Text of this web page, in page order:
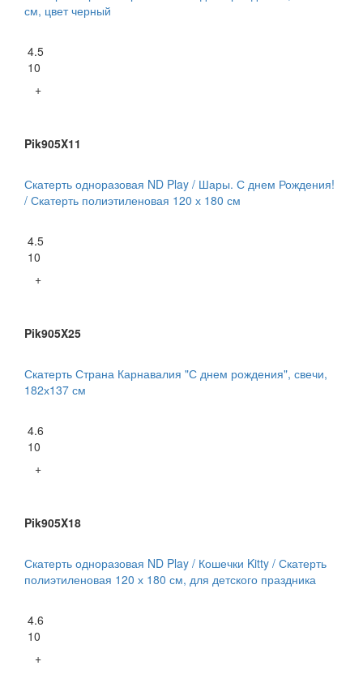
см, цвет черный
4.5
10
+
Pik905X11
Скатерть одноразовая ND Play / Шары. С днем Рождения!
/ Скатерть полиэтиленовая 120 х 180 см
4.5
10
+
Pik905X25
Скатерть Страна Карнавалия "С днем рождения", свечи,
182х137 см
4.6
10
+
Pik905X18
Скатерть одноразовая ND Play / Кошечки Kitty / Скатерть
полиэтиленовая 120 х 180 см, для детского праздника
4.6
10
+